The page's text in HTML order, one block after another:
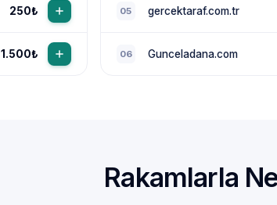
250₺
1.500₺
05 gercektaraf.com.tr
06 Gunceladana.com
Rakamlarla